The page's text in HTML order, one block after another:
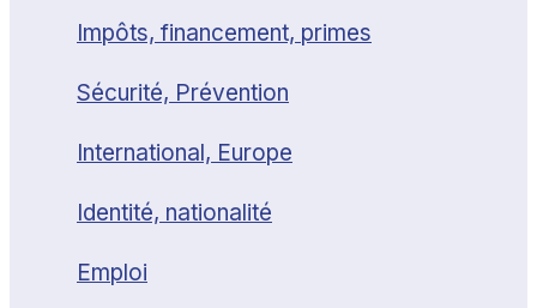
Impôts, financement, primes
Sécurité, Prévention
International, Europe
Identité, nationalité
Emploi